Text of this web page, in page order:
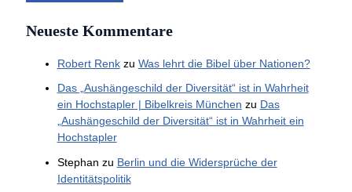
Neueste Kommentare
Robert Renkzu Was lehrt die Bibel über Nationen?
Das „Aushängeschild der Diversität“ ist in Wahrheit
ein Hochstapler | Bibelkreis München zu Das
„Aushängeschild der Diversität“ ist in Wahrheit ein
Hochstapler
Stephan zu Berlin und die Widersprüche der
Identitätspolitik